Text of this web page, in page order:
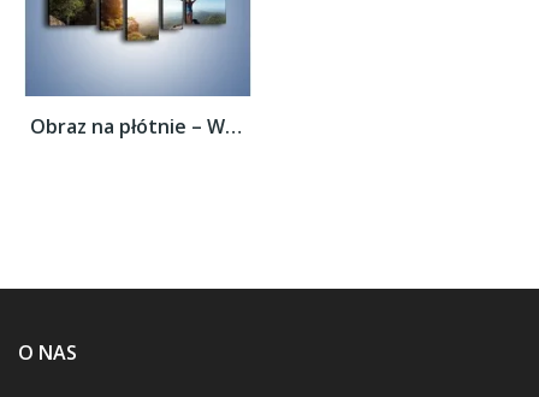
Obraz na płótnie – Wolność siła i piękno –...
O NAS